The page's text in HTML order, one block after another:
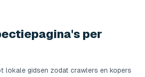
per
lokale gidsen zodat crawlers en kopers